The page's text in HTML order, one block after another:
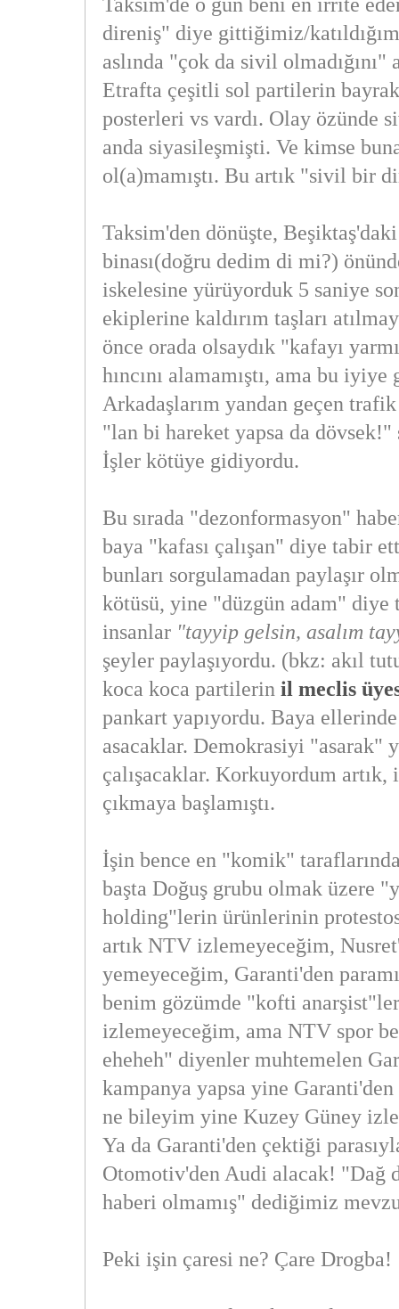
direniş" diye gittiğimiz/
aslında "çok da sivil olmadığını"
Etrafta çeşitli sol partilerin
posterleri vs vardı. Olay özünde
anda siyasileşmişti. Ve kimse
ol(a)mamıştı. Bu artık "sivil bir
Taksim'den dönüşte,
binası(doğru dedim di mi?)
iskelesine yürüyorduk 5 saniye
ekiplerine kaldırım taşları
önce orada olsaydık "kafayı
hıncını alamamıştı, ama bu
Arkadaşlarım yandan geçen
"lan bi hareket yapsa da
İşler kötüye gidiyordu.
Bu sırada "dezonformasyon"
baya "kafası çalışan" diye tabir
bunları sorgulamadan paylaşır
kötüsü, yine "düzgün adam"
insanlar "tayyip gelsin, asalım
şeyler paylaşıyordu. (bkz: akıl
koca koca partilerin il meclis
pankart yapıyordu. Baya
asacaklar. Demokrasiyi "asarak"
çalışacaklar. Korkuyordum artık,
çıkmaya başlamıştı.
İşin bence en "komik"
başta Doğuş grubu olmak üzere
holding"lerin ürünlerinin
artık NTV izlemeyeceğim,
yemeyeceğim, Garanti'den
benim gözümde "kofti
izlemeyeceğim, ama NTV spor
eheheh" diyenler muhtemelen
kampanya yapsa yine
ne bileyim yine Kuzey Güney
Ya da Garanti'den çektiği
Otomotiv'den Audi alacak! "Dağ
haberi olmamış" dediğimiz
Peki işin çaresi ne? Çare Drogba!